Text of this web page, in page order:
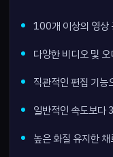
100개 이상의 영상
다양한 비디오 및
직관적인 편집 기능
일반적인 속도보다
높은 화질 유지한